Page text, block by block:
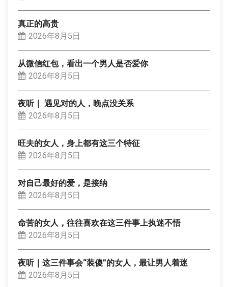
真正的高贵
2026年8月5日
从微信红包，看出一个男人是否爱你
2026年8月5日
夜听｜ 遇见对的人，晚点没关系
2026年8月5日
旺夫的女人，身上都有这三个特征
2026年8月5日
对自己最好的爱，是接纳
2026年8月5日
命苦的女人，往往喜欢在这三件事上执迷不悟
2026年8月5日
夜听｜这三件事会“装傻”的女人，最让男人着迷
2026年8月5日